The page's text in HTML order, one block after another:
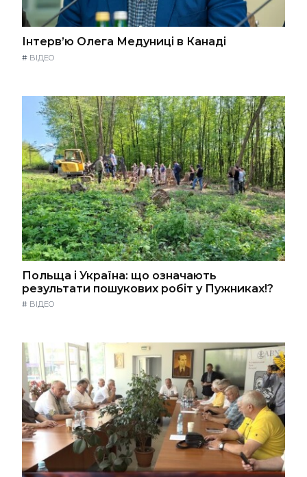
Інтерв’ю Олега Медуниці в Канаді
# ВІДЕО
Польща і Україна: що означають
результати пошукових робіт у Пужниках!?
# ВІДЕО